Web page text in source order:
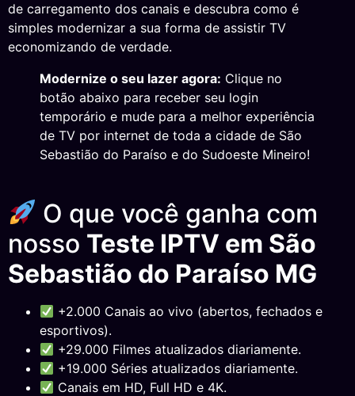
de carregamento dos canais e descubra como é
simples modernizar a sua forma de assistir TV
economizando de verdade.
Modernize o seu lazer agora: Clique no
botão abaixo para receber seu login
temporário e mude para a melhor experiência
de TV por internet de toda a cidade de São
Sebastião do Paraíso e do Sudoeste Mineiro!
O que você ganha com
nosso Teste IPTV em São
Sebastião do Paraíso MG
+2.000 Canais ao vivo (abertos, fechados e
esportivos).
+29.000 Filmes atualizados diariamente.
+19.000 Séries atualizados diariamente.
Canais em HD, Full HD e 4K.